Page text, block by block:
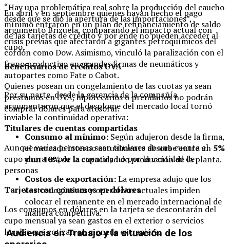
En abril y en septiembre quienes hayan hecho el pago
mínimo entraron en un plan de refinanciamiento de saldo
de las tarjetas de crédito y por ende no pueden acceder al
cupo.
Beneficiarios de créditos UVA
Quienes posean un congelamiento de las cuotas ya sean
préstamos en UVA, hipotecarios o prendarios no podrán
comprar dólares para atesorar.
Titulares de cuentas compartidas
Aunque varias personas sean titulares de una cuenta el
cupo ahora es por la cuenta y no por la cantidad de
personas
Tarjetas con consumos en dólares
Los consumos en dólares en la tarjeta se descontarán del
cupo mensual ya sean gastos en el exterior o servicios
locales que cotizan en moneda extranjera.
“Hay una problemática real sobre la producción del caucho
desde que se dio la apertura de las importaciones”,
argumentó Brizuela, comparando el impacto actual con
crisis previas que afectaron a gigantes petroquímicos del
cordón como Dow. Asimismo, vinculó la paralización con el
freno productivo en grandes firmas de neumáticos y
autopartes como Fate o Cabot.
Por su parte, desde la gerencia de la compañía
argumentaron que el desplome del mercado local tornó
inviable la continuidad operativa:
Consumo al mínimo: Según adujeron desde la firma,
el mercado interno actualmente absorbe entre un 5%
y un 10%de la capacidad de producción de la planta.
Costos de exportación:La empresa adujo que los
costos logísticos y operativos actuales impiden
colocar el remanente en el mercado internacional de
manera competitiva.
Audiencia en Trabajo y la situación de los